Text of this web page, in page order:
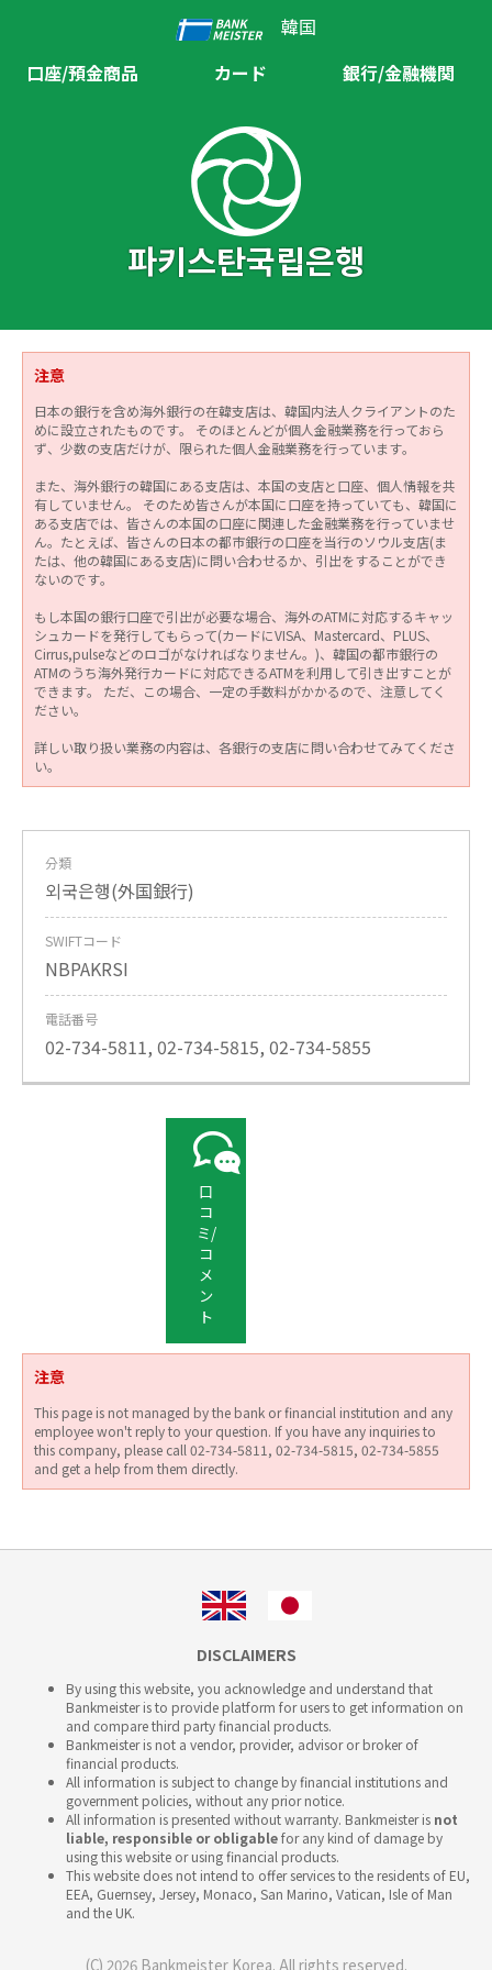
韓国
口座/預金商品
カード 銀行/金融機関
파키스탄국립은행
注意
日本の銀行を含め海外銀行の在韓支店は、韓国内法人クライアントのた
めに設立されたものです。 そのほとんどが個人金融業務を行っておら
ず、少数の支店だけが、限られた個人金融業務を行っています。
また、海外銀行の韓国にある支店は、本国の支店と口座、個人情報を共
有していません。 そのため皆さんが本国に口座を持っていても、韓国に
ある支店では、皆さんの本国の口座に関連した金融業務を行っていませ
ん。たとえば、皆さんの日本の都市銀行の口座を当行のソウル支店(ま
たは、他の韓国にある支店)に問い合わせるか、引出をすることができ
ないのです。
もし本国の銀行口座で引出が必要な場合、海外のATMに対応するキャッ
シュカードを発行してもらって(カードにVISA、Mastercard、PLUS、
Cirrus,pulseなどのロゴがなければなりません。)、韓国の都市銀行の
ATMのうち海外発行カードに対応できるATMを利用して引き出すことが
できます。 ただ、この場合、一定の手数料がかかるので、注意してく
ださい。
詳しい取り扱い業務の内容は、各銀行の支店に問い合わせてみてくださ
い。
分類
외국은행(外国銀行)
SWIFTコード
NBPAKRSI
電話番号
02-734-5811, 02-734-5815, 02-734-5855
口
コ
ミ/
コ
メ
ン
ト
注意
This page is not managed by the bank or financial institution and any
employee won't reply to your question. If you have any inquiries to
this company, please call 02-734-5811, 02-734-5815, 02-734-5855
and get a help from them directly.
DISCLAIMERS
By using this website, you acknowledge and understand that
Bankmeister is to provide platform for users to get information on
and compare third party financial products.
Bankmeister is not a vendor, provider, advisor or broker of
financial products.
All information is subject to change by financial institutions and
government policies, without any prior notice.
All information is presented without warranty. Bankmeister is not
liable, responsible or obligablefor any kind of damage by
using this website or using financial products.
This website does not intend to offer services to the residents of EU,
EEA, Guernsey, Jersey, Monaco, San Marino, Vatican, Isle of Man
and the UK.
(C) 2026 Bankmeister Korea. All rights reserved.